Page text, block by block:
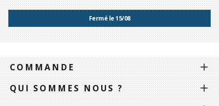
Fermé le 15/08
COMMANDE
QUI SOMMES NOUS ?